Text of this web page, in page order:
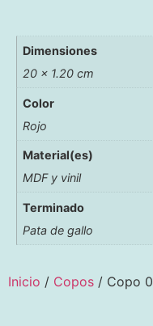
Dimensiones
20 × 1.20 cm
Color
Rojo
Material(es)
MDF y vinil
Terminado
Pata de gallo
Inicio / Copos / Copo